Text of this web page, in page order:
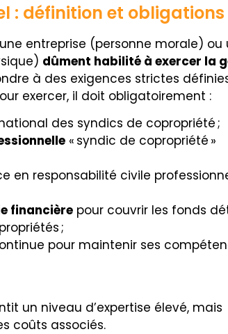
: définition et obligations
entreprise (personne morale) ou
dûment habilité à exercer la
à des exigences strictes
exercer, il doit obligatoirement :
des syndics de copropriété ;
« syndic de copropriété »
en responsabilité civile
financière pour couvrir les fonds
;
pour maintenir ses
un niveau d’expertise élevé, mais
coûts associés.